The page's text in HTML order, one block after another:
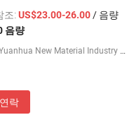
닥재
조:US$23.00-26.00/ 음량
음량
락